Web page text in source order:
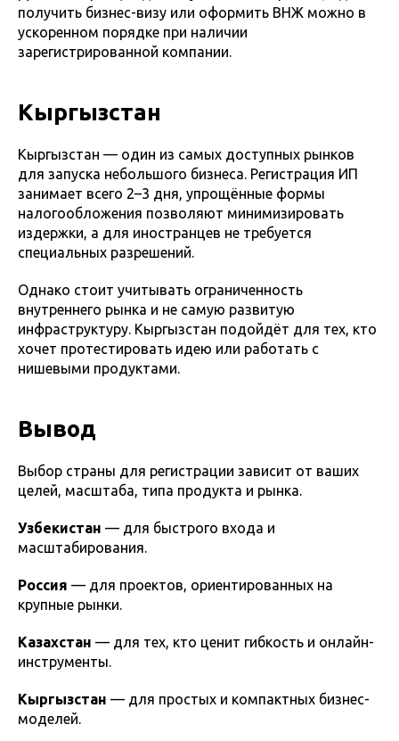
получить бизнес-визу или оформить ВНЖ можно в
ускоренном порядке при наличии
зарегистрированной компании.
Кыргызстан
Кыргызстан — один из самых доступных рынков
для запуска небольшого бизнеса. Регистрация ИП
занимает всего 2–3 дня, упрощённые формы
налогообложения позволяют минимизировать
издержки, а для иностранцев не требуется
специальных разрешений.
Однако стоит учитывать ограниченность
внутреннего рынка и не самую развитую
инфраструктуру. Кыргызстан подойдёт для тех, кто
хочет протестировать идею или работать с
нишевыми продуктами.
Вывод
Выбор страны для регистрации зависит от ваших
целей, масштаба, типа продукта и рынка.
Узбекистан — для быстрого входа и
масштабирования.
Россия — для проектов, ориентированных на
крупные рынки.
Казахстан — для тех, кто ценит гибкость и онлайн-
инструменты.
Кыргызстан — для простых и компактных бизнес-
моделей.